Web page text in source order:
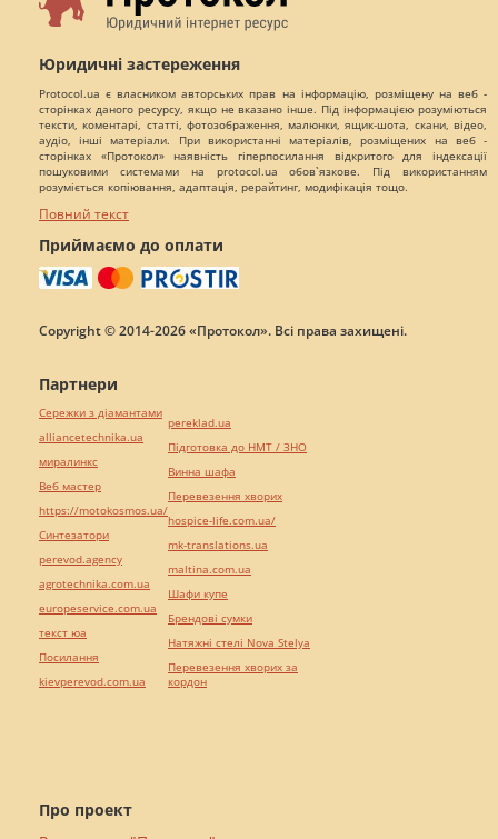
Юридичні застереження
Protocol.ua є власником авторських прав на інформацію, розміщену на веб -
сторінках даного ресурсу, якщо не вказано інше. Під інформацією розуміються
тексти, коментарі, статті, фотозображення, малюнки, ящик-шота, скани, відео,
аудіо, інші матеріали. При використанні матеріалів, розміщених на веб -
сторінках «Протокол» наявність гіперпосилання відкритого для індексації
пошуковими системами на protocol.ua обов`язкове. Під використанням
розуміється копіювання, адаптація, рерайтинг, модифікація тощо.
Повний текст
Приймаємо до оплати
Copyright © 2014-2026 «Протокол». Всі права захищені.
Про проект
Партнери
Сережки з діамантами
alliancetechnika.ua
миралинкс
Веб мастер
https://motokosmos.ua/
Синтезатори
perevod.agency
agrotechnika.com.ua
europeservice.com.ua
текст юа
Посилання
kievperevod.com.ua
pereklad.ua
Підготовка до НМТ / ЗНО
Винна шафа
Перевезення хворих
hospice-life.com.ua/
mk-translations.ua
maltina.com.ua
Шафи купе
Брендові сумки
Натяжні стелі Nova Stelya
Перевезення хворих за
кордон